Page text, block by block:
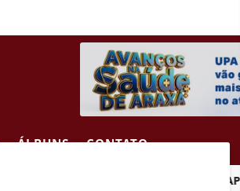
ÁLBUNS CONTATO
CRIANÇA DE 2 ANOS MORRE APÓS